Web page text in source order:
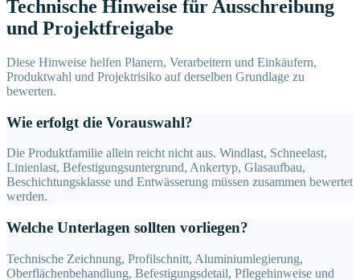
Technische Hinweise für Ausschreibung
und Projektfreigabe
Diese Hinweise helfen Planern, Verarbeitern und Einkäufern,
Produktwahl und Projektrisiko auf derselben Grundlage zu
bewerten.
Wie erfolgt die Vorauswahl?
Die Produktfamilie allein reicht nicht aus. Windlast, Schneelast,
Linienlast, Befestigungsuntergrund, Ankertyp, Glasaufbau,
Beschichtungsklasse und Entwässerung müssen zusammen bewertet
werden.
Welche Unterlagen sollten vorliegen?
Technische Zeichnung, Profilschnitt, Aluminiumlegierung,
Oberflächenbehandlung, Befestigungsdetail, Pflegehinweise und